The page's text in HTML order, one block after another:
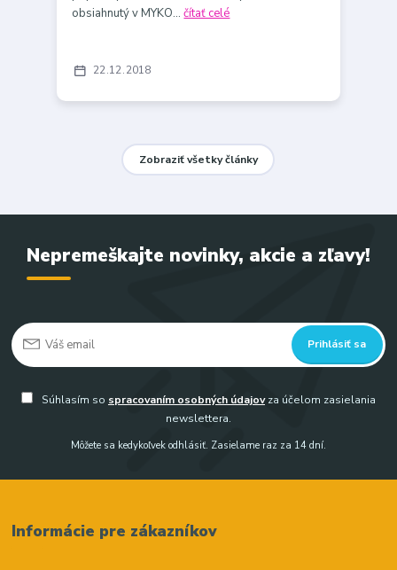
22 12 2018
obsiahnutý v MYKO...čítať celé
Zobraziť všetky články
Nepremeškajte novinky, akcie a zľavy!
Prihlásiť sa
Súhlasím so spracovaním osobných údajovza účelom zasielania
newslettera.
Môžete sa kedykoľvek odhlásiť. Zasielame raz za 14 dní.
Informácie pre zákazníkov